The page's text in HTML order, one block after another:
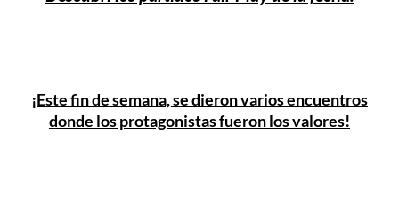
¡Este fin de semana, se dieron varios encuentros
donde los protagonistas fueron los valores!